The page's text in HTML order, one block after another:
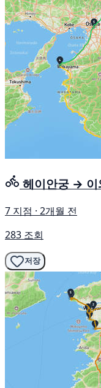
헤이안궁 → 이
7 지점 · 2개월 전
283 조회
저장